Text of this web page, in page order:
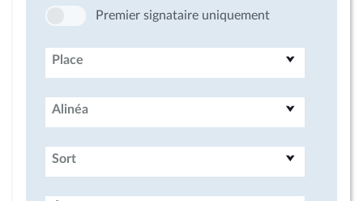
Premier signataire uniquement
Place
Alinéa
Sort